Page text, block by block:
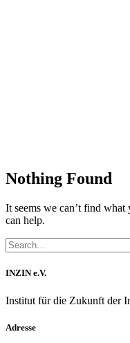
Nothing Found
It seems we can’t find what
can help.
INZIN e.V.
Institut für die Zukunft der
Adresse